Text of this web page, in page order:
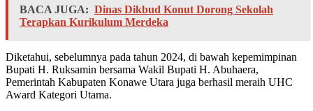
BACA JUGA: Dinas Dikbud Konut Dorong Sekolah
Terapkan Kurikulum Merdeka
Diketahui, sebelumnya pada tahun 2024, di bawah kepemimpinan
Bupati H. Ruksamin bersama Wakil Bupati H. Abuhaera,
Pemerintah Kabupaten Konawe Utara juga berhasil meraih UHC
Award Kategori Utama.